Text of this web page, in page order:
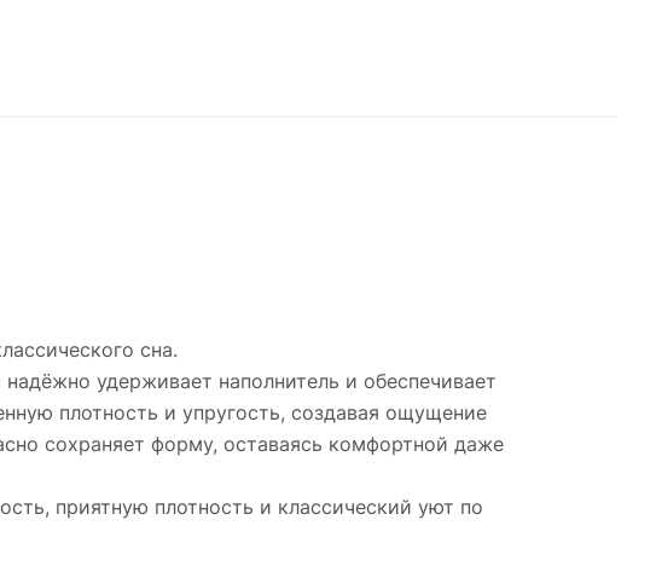
сна.
удерживает наполнитель и обеспечивает
плотность и упругость, создавая ощущение
сохраняет форму, оставаясь комфортной даже
приятную плотность и классический уют по